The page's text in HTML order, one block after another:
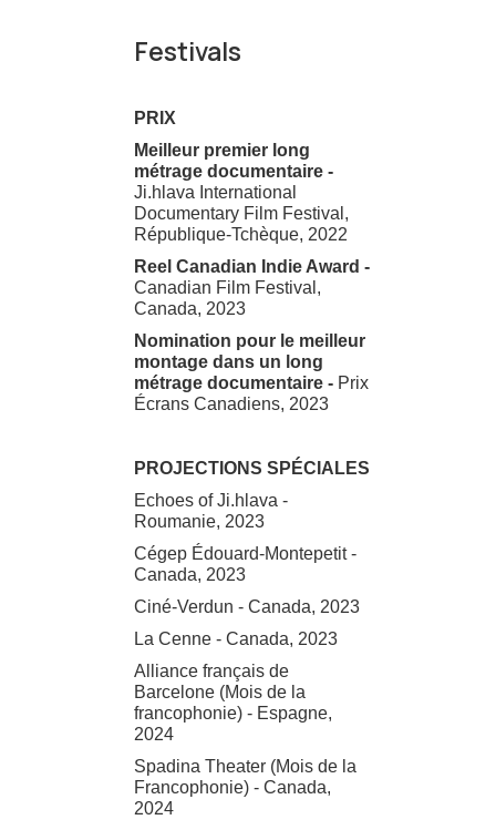
Festivals
PRIX
Meilleur premier long
métrage documentaire -
Ji.hlava International
Documentary Film Festival,
République-Tchèque, 2022
Reel Canadian Indie Award -
Canadian Film Festival,
Canada, 2023
Nomination pour le meilleur
montage dans un long
métrage documentaire - Prix
Écrans Canadiens, 2023
PROJECTIONS SPÉCIALES
Echoes of Ji.hlava -
Roumanie, 2023
Cégep Édouard-Montepetit -
Canada, 2023
Ciné-Verdun - Canada, 2023
La Cenne - Canada, 2023
Alliance français de
Barcelone (Mois de la
francophonie) - Espagne,
2024
Spadina Theater (Mois de la
Francophonie) - Canada,
2024